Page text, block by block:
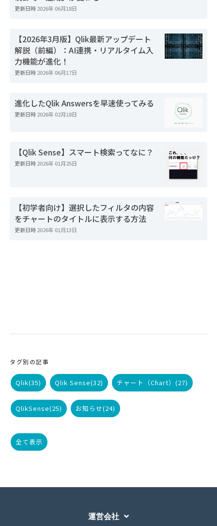
更新日時2026年 06月18日
【2026年3月版】Qlik最新アップデート
解説（前編）：AI連携・リアルタイム入
力機能が進化！
更新日時2026年 06月17日
進化したQlik Answersを早速使ってみる
更新日時2026年 02月18日
【Qlik Sense】スマート検索ってなに？
更新日時2026年 01月25日
【初学者向け】選択したフィルタの内容
をチャートのタイトルに表示する方法
更新日時2026年 01月13日
タグ別の記事
Qlik(35) Qlik Sense(32) チャート（Chart） (27)
QlikSense(25) お知らせ(24)
全て表示
運営会社